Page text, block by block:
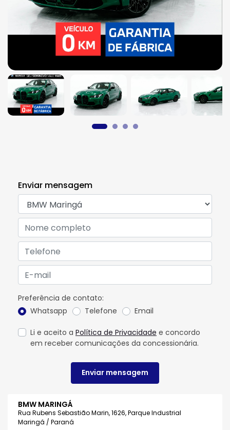
BMW MARINGÁ
Rua Rubens Sebastião Marin, 1626, Parque Industrial
Maringá / Paraná
Enviar mensagem
Preferência de contato:
Whatsapp
Telefone Email
Li e aceito a Política de Privacidade e concordo
em receber comunicações da concessionária.
Enviar mensagem